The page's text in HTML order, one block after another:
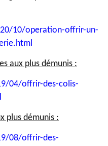
10/operation-offrir-un-
aux plus démunis :
04/offrir-des-colis-
plus démunis :
08/offrir-des-